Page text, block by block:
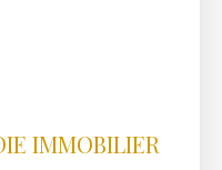
IMMOBILIER